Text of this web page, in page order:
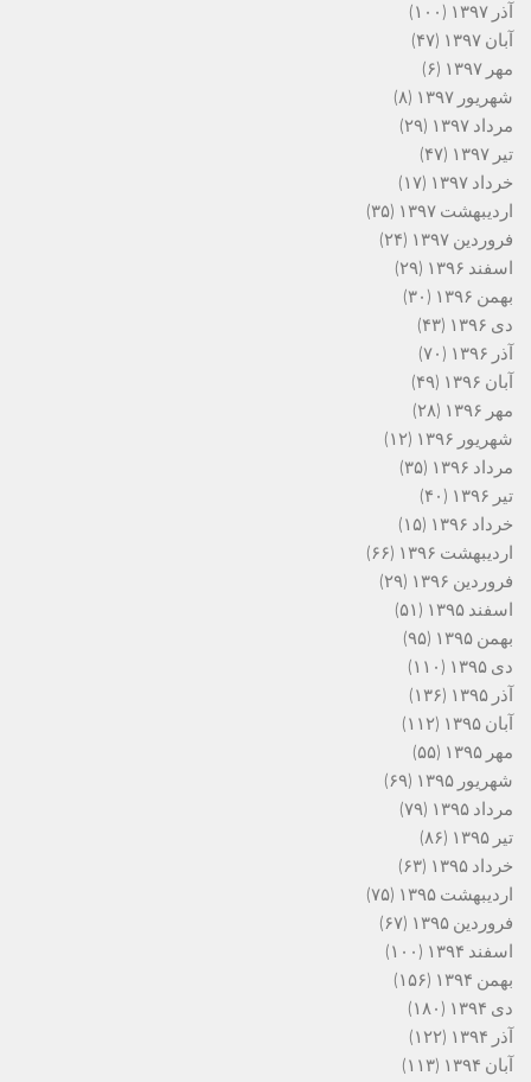
آذر ۱۳۹۷
(۱۰۰)
آبان ۱۳۹۷
(۴۷)
مهر ۱۳۹۷
(۶)
شهریور ۱۳۹۷
(۸)
مرداد ۱۳۹۷
(۲۹)
تیر ۱۳۹۷
(۴۷)
خرداد ۱۳۹۷
(۱۷)
اردیبهشت ۱۳۹۷
(۳۵)
فروردین ۱۳۹۷
(۲۴)
اسفند ۱۳۹۶
(۲۹)
بهمن ۱۳۹۶
(۳۰)
دی ۱۳۹۶
(۴۳)
آذر ۱۳۹۶
(۷۰)
آبان ۱۳۹۶
(۴۹)
مهر ۱۳۹۶
(۲۸)
شهریور ۱۳۹۶
(۱۲)
مرداد ۱۳۹۶
(۳۵)
تیر ۱۳۹۶
(۴۰)
خرداد ۱۳۹۶
(۱۵)
اردیبهشت ۱۳۹۶
(۶۶)
فروردین ۱۳۹۶
(۲۹)
اسفند ۱۳۹۵
(۵۱)
بهمن ۱۳۹۵
(۹۵)
دی ۱۳۹۵
(۱۱۰)
آذر ۱۳۹۵
(۱۳۶)
آبان ۱۳۹۵
(۱۱۲)
مهر ۱۳۹۵
(۵۵)
شهریور ۱۳۹۵
(۶۹)
مرداد ۱۳۹۵
(۷۹)
تیر ۱۳۹۵
(۸۶)
خرداد ۱۳۹۵
(۶۳)
اردیبهشت ۱۳۹۵
(۷۵)
فروردین ۱۳۹۵
(۶۷)
اسفند ۱۳۹۴
(۱۰۰)
بهمن ۱۳۹۴
(۱۵۶)
دی ۱۳۹۴
(۱۸۰)
آذر ۱۳۹۴
(۱۲۲)
آبان ۱۳۹۴
(۱۱۳)